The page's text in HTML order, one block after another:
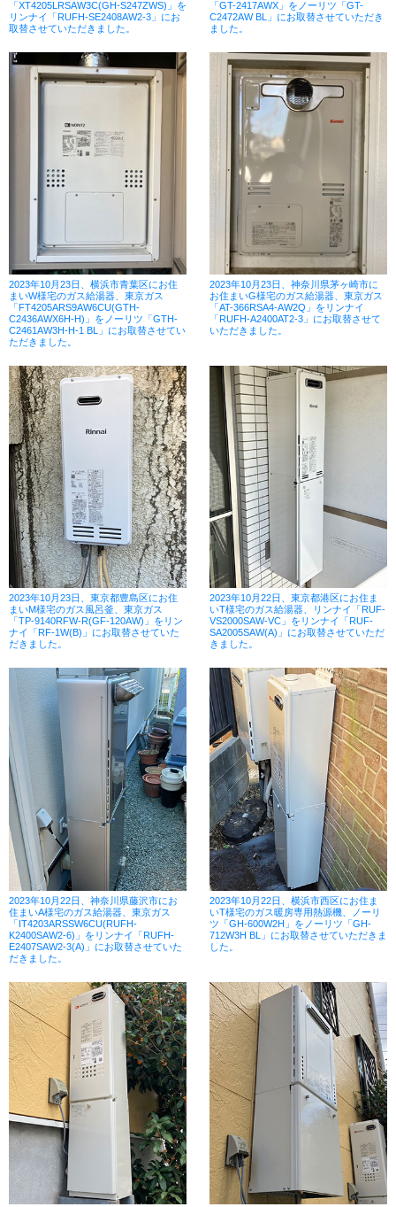
「XT4205LRSAW3C(GH-S247ZWS)」を
リンナイ「RUFH-SE2408AW2-3」にお
取替させていただきました。
「GT-2417AWX」をノーリツ「GT-
C2472AW BL」にお取替させていただき
ました。
2023年10月23日、横浜市青葉区にお住
まいW様宅のガス給湯器、東京ガス
「FT4205ARS9AW6CU(GTH-
C2436AWX6H-H)」をノーリツ「GTH-
C2461AW3H-H-1 BL」にお取替させてい
ただきました。
2023年10月23日、神奈川県茅ヶ崎市に
お住まいG様宅のガス給湯器、東京ガス
「AT-366RSA4-AW2Q」をリンナイ
「RUFH-A2400AT2-3」にお取替させて
いただきました。
2023年10月23日、東京都豊島区にお住
まいM様宅のガス風呂釜、東京ガス
「TP-9140RFW-R(GF-120AW)」をリン
ナイ「RF-1W(B)」にお取替させていた
だきました。
2023年10月22日、東京都港区にお住ま
いT様宅のガス給湯器、リンナイ「RUF-
VS2000SAW-VC」をリンナイ「RUF-
SA2005SAW(A)」にお取替させていただ
きました。
2023年10月22日、神奈川県藤沢市にお
住まいA様宅のガス給湯器、東京ガス
「IT4203ARSSW6CU(RUFH-
K2400SAW2-6)」をリンナイ「RUFH-
E2407SAW2-3(A)」にお取替させていた
だきました。
2023年10月22日、横浜市西区にお住ま
いT様宅のガス暖房専用熱源機、ノーリ
ツ「GH-600W2H」をノーリツ「GH-
712W3H BL」にお取替させていただきま
した。